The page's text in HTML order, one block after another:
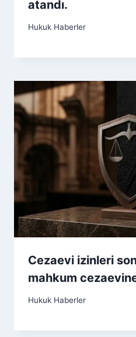
atandı.
Hukuk Haberler
Cezaevi izinleri
mahkum
Hukuk Haberler